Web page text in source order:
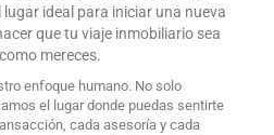
ideal para iniciar una nueva
que tu viaje inmobiliario sea
mereces.
enfoque humano. No solo
el lugar donde puedas sentirte
cada asesoría y cada